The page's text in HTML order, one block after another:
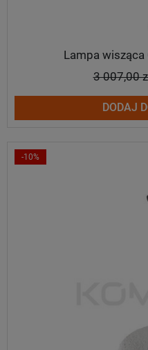
Lampa wisząca
3 007,00
DODAJ
-10%